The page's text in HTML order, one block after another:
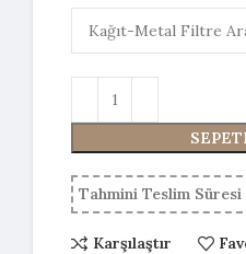
Tahmini Teslim Süresi
Karşılaştır